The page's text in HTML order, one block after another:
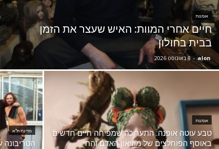
אומנות
חיים אחרי המוות: האיש שעצר את הזמן
בבית בחולון
alon
- 8 באוגוסט 2026
אומנות
טבע עוטה אופנה: התערוכה שמפיחה חיים חדשים
באוסף הפוחלצים של מוזיאון האדם והחי
מדינת ת"א